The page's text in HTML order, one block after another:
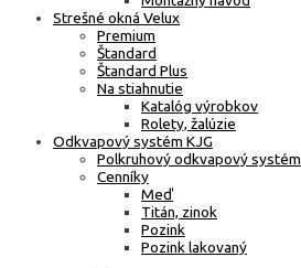
Strešné okná Velux
Premium
Štandard
Štandard Plus
Na stiahnutie
Katalóg výrobkov
Rolety, žalúzie
Odkvapový systém KJG
Polkruhový odkvapový systém
Cenníky
Meď
Titán, zinok
Pozink
Pozink lakovaný